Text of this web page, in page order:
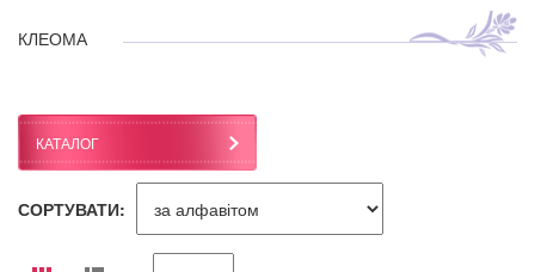
КЛЕОМА
КАТАЛОГ
СОРТУВАТИ: